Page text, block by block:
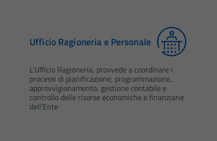
Ufficio Ragioneria e Personale
L'Ufficio Ragioneria, provvede a coordinare i
processi di pianificazione, programmazione,
approvvigionamento, gestione contabile e
controllo delle risorse economiche e finanziarie
dell'Ente